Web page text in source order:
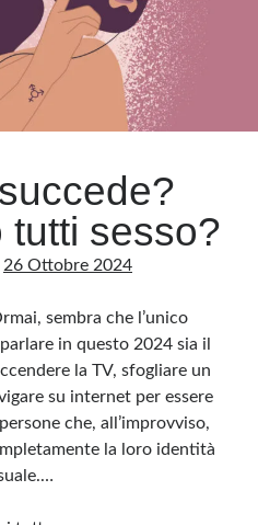
politico
minori
tutti sesso?
26 Ottobre 2024
sembra che l’unico
in questo 2024 sia il
la TV, sfogliare un
su internet per essere
che, all’improvviso,
la loro identità